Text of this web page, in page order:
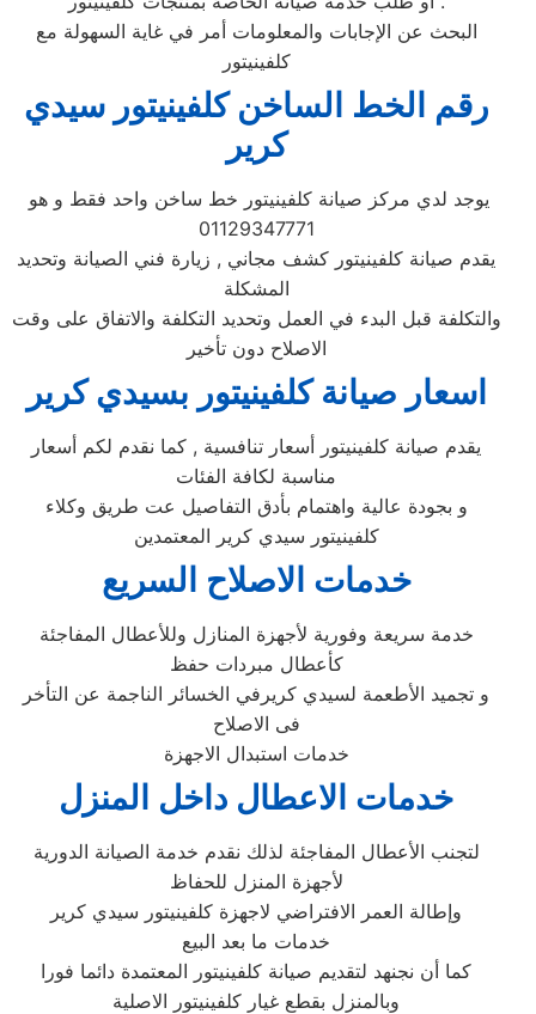
البحث عن الإجابات والمعلومات أمر في غاية السهولة مع
كلفينيتور
رقم الخط الساخن كلفينيتور سيدي
كرير
01129347771
يقدم صيانة كلفينيتور كشف مجاني , زيارة فني الصيانة وتحديد
المشكلة
والتكلفة قبل البدء في العمل وتحديد التكلفة والاتفاق على وقت
الاصلاح دون تأخير
اسعار صيانة كلفينيتور بسيدي كرير
يقدم صيانة كلفينيتور أسعار تنافسية , كما نقدم لكم أسعار
مناسبة لكافة الفئات
و بجودة عالية واهتمام بأدق التفاصيل عت طريق وكلاء
كلفينيتور سيدي كرير المعتمدين
خدمات الاصلاح السريع
خدمة سريعة وفورية لأجهزة المنازل وللأعطال المفاجئة
كأعطال مبردات حفظ
و تجميد الأطعمة لسيدي كريرفي الخسائر الناجمة عن التأخر
فى الاصلاح
خدمات استبدال الاجهزة
خدمات الاعطال داخل المنزل
لتجنب الأعطال المفاجئة لذلك نقدم خدمة الصيانة الدورية
لأجهزة المنزل للحفاظ
وإطالة العمر الافتراضي لاجهزة كلفينيتور سيدي كرير
خدمات ما بعد البيع
كما أن نجنهد لتقديم صيانة كلفينيتور المعتمدة دائما فورا
وبالمنزل بقطع غيار كلفينيتور الاصلية